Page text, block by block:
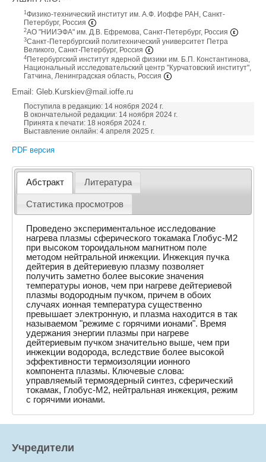
1 Физико-технический институт им. А.Ф. Иоффе РАН, Санкт-
Петербург, Россия
2АО "НИИЭФА" им. Д.В. Ефремова, Санкт-Петербург, Россия
3Санкт-Петербургский политехнический университет Петра
Великого, Санкт-Петербург, Россия
4 Петербургский институт ядерной физики им. Б.П. Константинова,
Национальный исследовательский центр "Курчатовский институт",
Гатчина, Ленинградская область, Россия
Email: Gleb.Kurskiev@mail.ioffe.ru
Поступила в редакцию: 14 ноября 2024 г.
В окончательной редакции: 14 ноября 2024 г.
Принята к печати: 18 ноября 2024 г.
Выставление онлайн: 4 апреля 2025 г.
PDF версия
Абстракт Литература
Статистика просмотров
Проведено экспериментальное исследование
нагрева плазмы сферического токамака Глобус-М2
при высоком тороидальном магнитном поле
методом нейтральной инжекции. Инжекция пучка
дейтерия в дейтериевую плазму позволяет
получить заметно более высокие значения
температуры ионов, чем при нагреве дейтериевой
плазмы водородным пучком, причем в обоих
случаях ионная температура существенно
превышает электронную, и плазма находится в так
называемом "режиме с горячими ионами". Время
удержания энергии плазмы при нагреве
дейтериевым пучком значительно выше, чем при
инжекции водорода, вследствие более высокой
эффективности термоизоляции ионного
компонента плазмы. Ключевые слова:
управляемый термоядерный синтез, сферический
токамак, Глобус-М2, нейтральная инжекция, режим
с горячими ионами.
Учредители